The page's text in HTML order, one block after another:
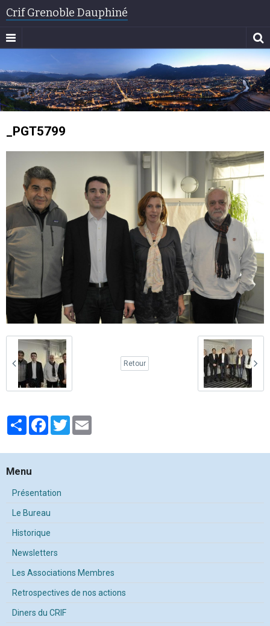
Crif Grenoble Dauphiné
_PGT5799
Retour
PartagerFacebook
Twitter
Menu
Présentation
Le Bureau
Historique
Newsletters
Les Associations Membres
Retrospectives de nos actions
Diners du CRIF